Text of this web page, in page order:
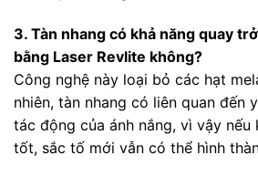
3. Tàn nhang có khả năng quay
bằng Laser Revlite không?
Công nghệ này loại bỏ các hạt
nhiên, tàn nhang có liên quan đến
tác động của ánh nắng, vì vậy nếu
tốt, sắc tố mới vẫn có thể hình